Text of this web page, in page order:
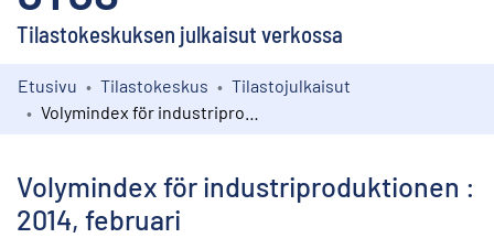
Tilastokeskuksen julkaisut verkossa
Kokoelmat
Etusivu Tilastokeskus
Tilastojulkaisut
Volymindex för industriproduktionen :
2014, februari